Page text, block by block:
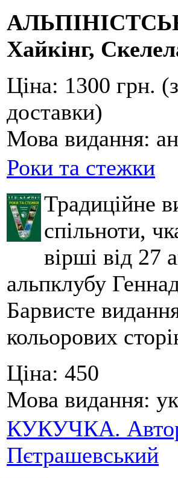
Хайкінг,
Ціна: 1300 грн.
доставки)
Мова видання:
Роки та стежки
Традиційне
спільноти,
вірші від 27
альпклубу
Барвисте
кольорових
Ціна: 450
Мова видання:
КУКУЧКА.
Пєтрашевський